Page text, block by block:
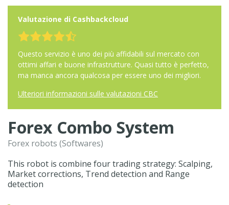
Valutazione di Cashbackcloud
Questo servizio è uno dei più affidabili sul mercato con
ottimi affari e buone infrastrutture. Quasi tutto è perfetto,
ma manca ancora qualcosa per essere uno dei migliori.
Ulteriori informazioni sulle valutazioni CBC
Forex Combo System
Forex robots (Softwares)
This robot is combine four trading strategy: Scalping,
Market corrections, Trend detection and Range
detection